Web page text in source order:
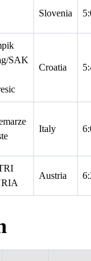
Slovenia
SAK
Croatia
Italy
Austria